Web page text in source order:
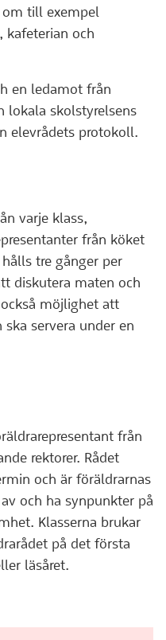
till exempel
kafeterian och
en ledamot från
lokala skolstyrelsens
elevrådets protokoll.
varje klass,
från köket
tre gånger per
diskutera maten och
möjlighet att
servera under en
från
rektorer. Rådet
och är föräldrarnas
och ha synpunkter på
Klasserna brukar
på det första
läsåret.